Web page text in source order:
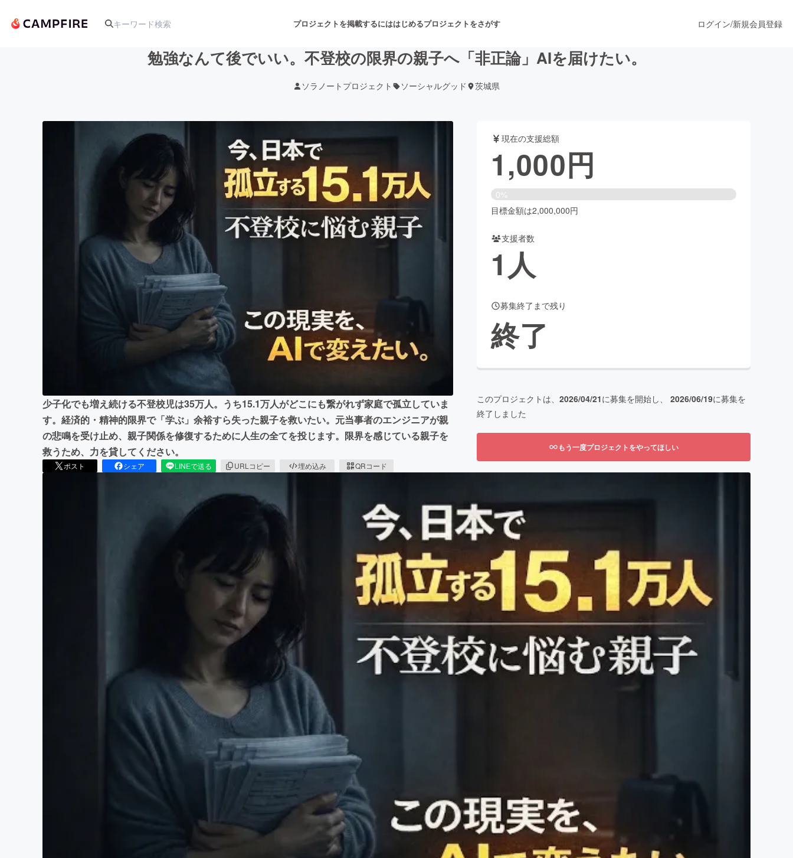
プロジェクトを掲載するにははじめるプロジェクトをさがす
アート・写真 音楽 舞台・パフォーマンス
テクノロジー・ガジェット ゲーム・サービス開発
映像・映画 書籍・雑誌出版
ビジネス・起業 チャレンジ ビューティー・ヘルスケア
まちづくり・地域活性化
CAMPFIRE for Social Good
CAMPFIREふるさと納税
machi-ya
ログイン/新規会員登録
勉強なんて後でいい。不登校の限界の親子へ「非正論」AIを届けたい。
ソラノートプロジェクト ソーシャルグッド 茨城県
少子化でも増え続ける不登校児は35万人。うち15.1万人がどこにも繋がれず家庭で孤立していま
す。経済的・精神的限界で「学ぶ」余裕すら失った親子を救いたい。元当事者のエンジニアが親
の悲鳴を受け止め、親子関係を修復するために人生の全てを投じます。限界を感じている親子を
救うため、力を貸してください。
ポスト シェア LINEで送る URLコピー 埋め込み QRコード
現在の支援総額
1,000円
0%
目標金額は2,000,000円
支援者数
1人
募集終了まで残り
終了
このプロジェクトは、 2026/04/21に募集を開始し、 2026/06/19に募集を
終了しました
もう一度プロジェクトをやってほしい